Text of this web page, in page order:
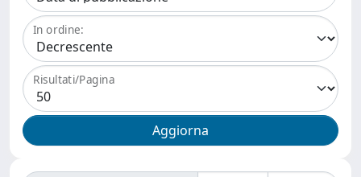
In ordine:
Risultati/Pagina